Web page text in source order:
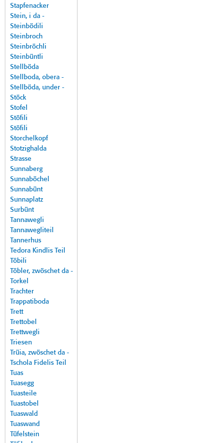
Stapfenacker
Stein, i da -
Steinbödili
Steinbroch
Steinbröchli
Steinbüntli
Stellböda
Stellboda, obera -
Stellböda, under -
Stöck
Stofel
Stöfili
Stöfili
Storchelkopf
Stotzighalda
Strasse
Sunnaberg
Sunnaböchel
Sunnabünt
Sunnaplatz
Surbünt
Tannawegli
Tannawegliteil
Tannerhus
Tedora Kindlis Teil
Töbili
Töbler, zwöschet da -
Torkel
Trachter
Trappatiboda
Trett
Trettobel
Trettwegli
Triesen
Trüia, zwöschet da -
Tschola Fidelis Teil
Tuas
Tuasegg
Tuasteile
Tuastobel
Tuaswald
Tuaswand
Tüfelstein